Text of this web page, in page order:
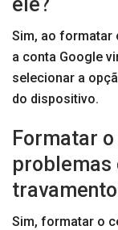
Sim, ao formatar
a conta Google
selecionar a
do dispositivo.
Formatar
problemas
Sim, formatar o